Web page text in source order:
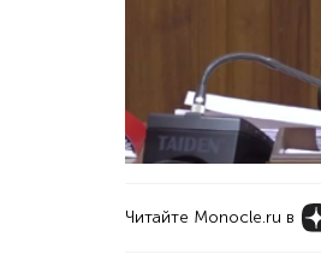
Читайте Monocle.ru в